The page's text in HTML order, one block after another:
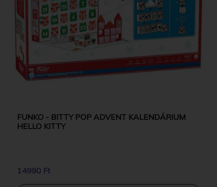
FUNKO - BITTY POP ADVENT KALENDÁRIUM
HELLO KITTY
14990 Ft